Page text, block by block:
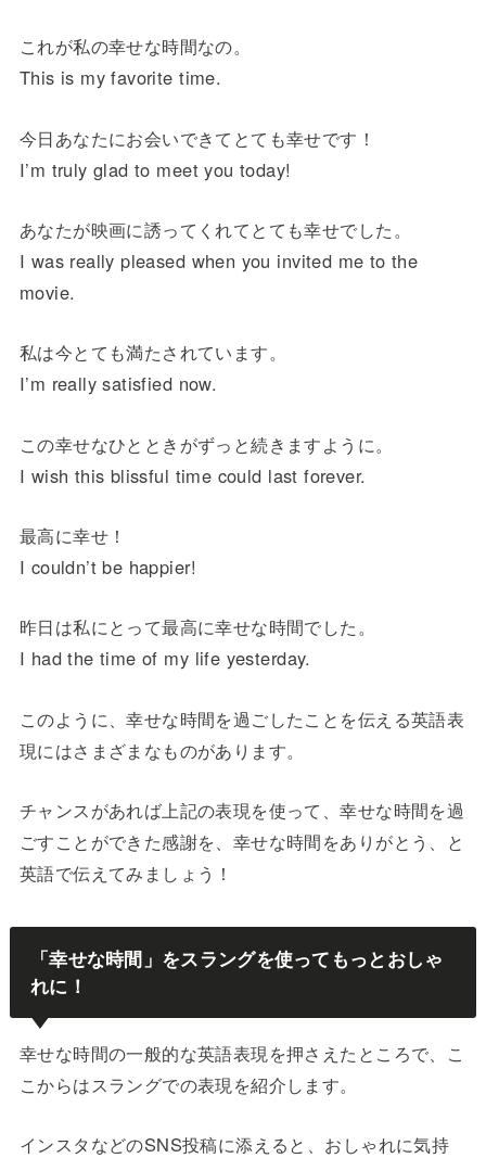
これが私の幸せな時間なの。
This is my favorite time.
今日あなたにお会いできてとても幸せです！
I’m truly glad to meet you today!
あなたが映画に誘ってくれてとても幸せでした。
I was really pleased when you invited me to the
movie.
私は今とても満たされています。
I’m really satisfied now.
この幸せなひとときがずっと続きますように。
I wish this blissful time could last forever.
最高に幸せ！
I couldn’t be happier!
昨日は私にとって最高に幸せな時間でした。
I had the time of my life yesterday.
このように、幸せな時間を過ごしたことを伝える英語表
現にはさまざまなものがあります。
チャンスがあれば上記の表現を使って、幸せな時間を過
ごすことができた感謝を、幸せな時間をありがとう、と
英語で伝えてみましょう！
「幸せな時間」をスラングを使ってもっとおしゃ
れに！
幸せな時間の一般的な英語表現を押さえたところで、こ
こからはスラングでの表現を紹介します。
インスタなどのSNS投稿に添えると、おしゃれに気持